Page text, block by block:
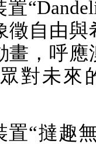
置“
徵自由與
畫，呼應
對未來
置“撻趣